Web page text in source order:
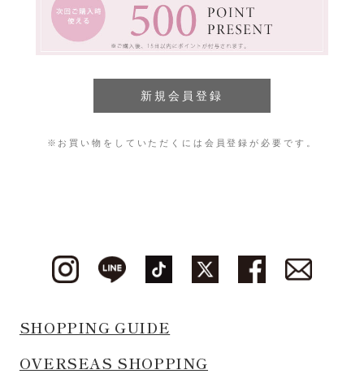
※お買い物をしていただくには会員登録が必要です。
SHOPPING GUIDE
OVERSEAS SHOPPING